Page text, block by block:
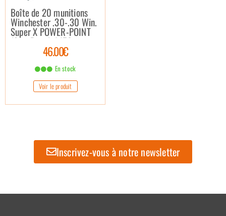
Boîte de 20 munitions
Winchester .30-.30 Win.
Super X POWER-POINT
(Soft Point) / 150 grains
46.00€
En stock
Voir le produit
Inscrivez-vous à notre newsletter